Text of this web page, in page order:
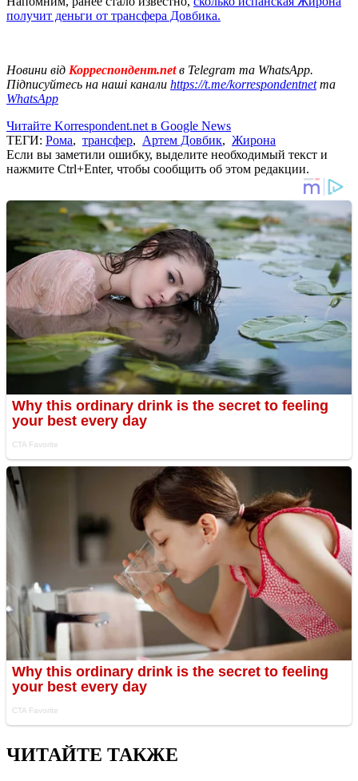
получит деньги от трансфера Довбика.
Новини від Корреспондент.netв Telegram та WhatsApp.
Підписуйтесь на наші канали https://t.me/korrespondentnetта
WhatsApp
Читайте Korrespondent.net в Google News
ТЕГИ: Рома, трансфер, Артем Довбик, Жирона
Если вы заметили ошибку, выделите необходимый текст и
нажмите Ctrl+Enter, чтобы сообщить об этом редакции.
ЧИТАЙТЕ ТАКЖЕ